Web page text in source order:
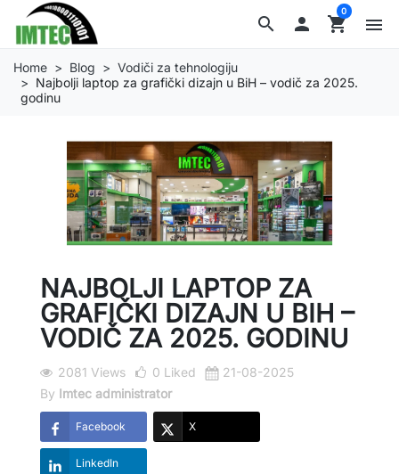
search  shopping_cart
0
menu
Home Blog
Vodiči za tehnologiju
Najbolji laptop za grafički dizajn u BiH – vodič za 2025.
godinu
NAJBOLJI LAPTOP ZA
GRAFIČKI DIZAJN U BIH –
VODIČ ZA 2025. GODINU
2081 Views 0 Liked
21-08-2025
By Imtec administrator
Facebook X
LinkedIn